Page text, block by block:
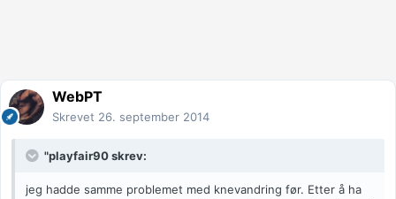
WebPT
Skrevet 26. september 2014
"playfair90 skrev:
jeg hadde samme problemet med knevandring før. Etter å ha